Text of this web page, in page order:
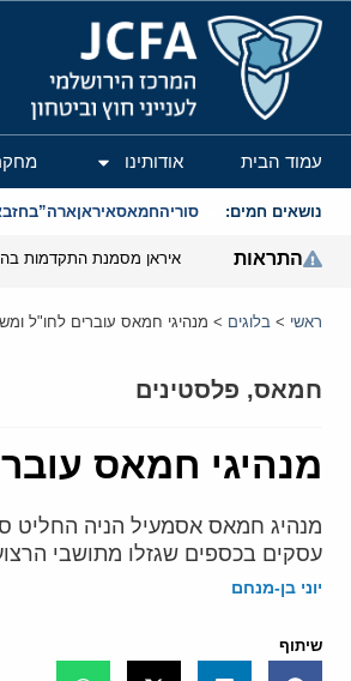
המרכז הירושלמי לענייני חוץ
עמוד הבית אודותינו
נושאים חמים: סוריהחמאסאיראןארה”ב
התראות איראן מסמנת התקדמות
ראשי > בלוגים > מנהיגי חמאס עוברים לחו"ל
חמאס, פלסטינים
מנהיגי חמאס
מנהיג חמאס אסמעיל הניה החליט
עסקים בכספים שגזלו מתושבי
יוני בן-מנחם
שיתוף